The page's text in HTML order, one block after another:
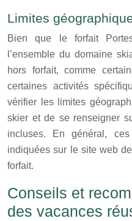
Limites
Bien que le forfait
l’ensemble du domaine
hors forfait, comme
certaines activités
vérifier les limites
skier et de se renseigner
incluses. En général,
indiquées sur le site web
forfait.
Conseils et
des vacances